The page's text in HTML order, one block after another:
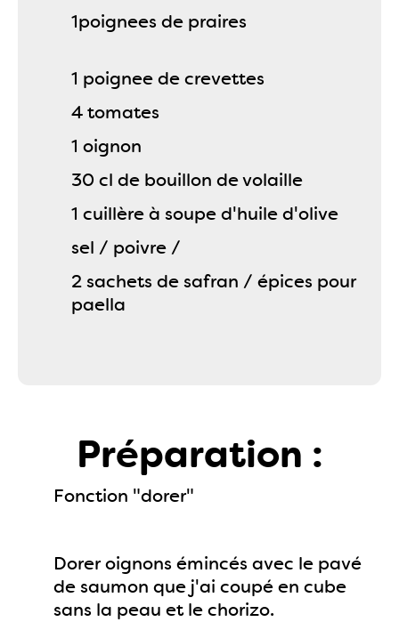
1poignees de praires
1 poignee de crevettes
4 tomates
1 oignon
30 cl de bouillon de volaille
1 cuillère à soupe d'huile d'olive
sel / poivre /
2 sachets de safran / épices pour
paella
Préparation :
Fonction "dorer"
Dorer oignons émincés avec le pavé
de saumon que j'ai coupé en cube
sans la peau et le chorizo.